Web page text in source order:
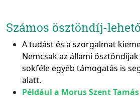
Számos ösztöndíj-
A tudást és a szorgalmat
Nemcsak az állami
sokféle egyéb támogatás is
alatt.
Például a Morus Szent